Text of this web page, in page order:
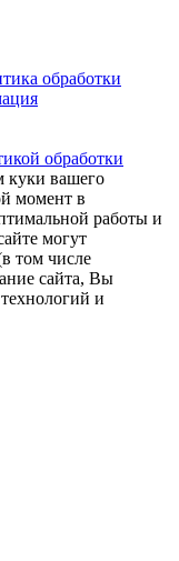
обработки
обработки
куки вашего
момент в
работы и
могут
том числе
сайта, Вы
и